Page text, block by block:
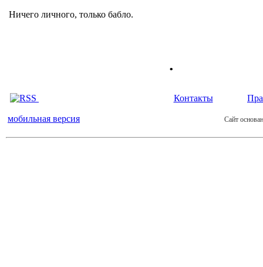
Ничего личного, только бабло.
.
Контакты
мобильная версия Сайт